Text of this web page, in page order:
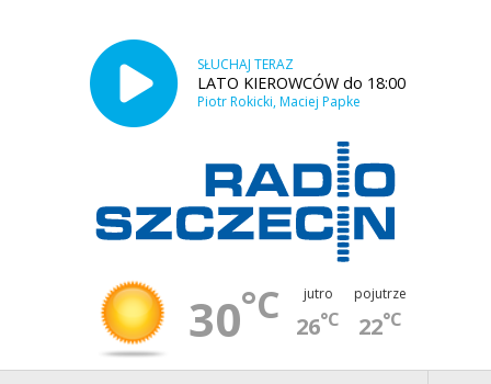
SŁUCHAJ TERAZ
LATO KIEROWCÓW do 18:00
Piotr Rokicki, Maciej Papke
30°C jutro
26°C
pojutrze
22°C